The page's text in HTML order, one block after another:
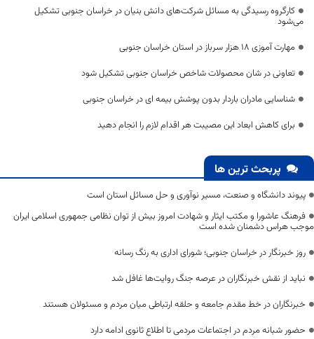
کارگروه رسیدگی به مسائل شرکت‌های دانش بنیان در خراسان جنوبی تشکیل
می‌شود
مهارت آموزی 18 هزار سرباز در استان خراسان جنوبی
تعاونی در شان محصولات شاخص خراسان جنوبی تشکیل شود
شناسایی مادران باردار بدون پوشش بیمه ای در خراسان جنوبی
برای کاهش ابعاد این مصیبت هر اقدام لازم را انجام دهید
پربحث ترین ها
پیوند دانشگاه و صنعت، مسیر نوآوری و حل مسائل استان است
فرهنگ عاشورا و مکتب ایثار و شهادت امروز بیش از توان نظامی جمهوری اسلامی ایران
موجب هراس دشمنان شده است
روز خبرنگار در خراسان جنوبی؛ شورای اداری به رنگ رسانه
نباید از نقش خبرنگاران در عرصه جنگ روایت‌ها غافل شد
خبرنگاران در خط مقدم جامعه و حلقه ارتباطی میان مردم و مسئولان هستند
حضور شبانه مردم در اجتماعات مردمی تا اطلاع ثانوی ادامه دارد